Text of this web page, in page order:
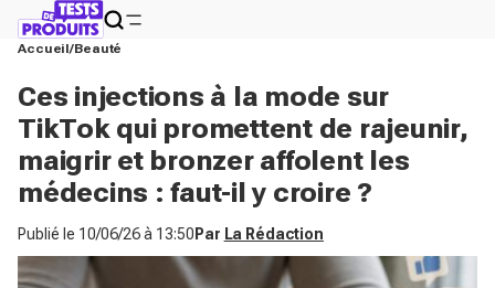
Accueil Beauté
Ces injections à la mode sur
TikTok qui promettent de rajeunir,
maigrir et bronzer affolent les
médecins : faut-il y croire ?
Publié le 10/06/26 à 13:50 Par La Rédaction